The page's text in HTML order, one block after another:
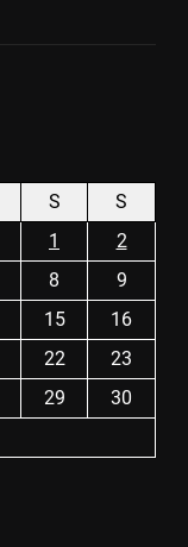
S
S
1
2
8
9
15
16
22
23
29
30